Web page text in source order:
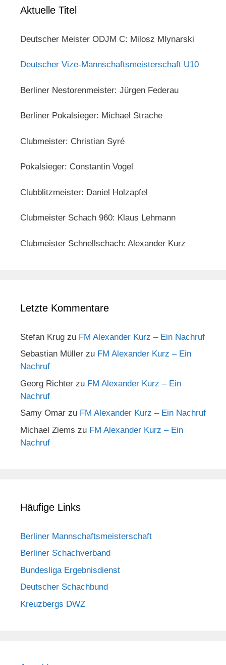
Aktuelle Titel
Deutscher Meister ODJM C: Milosz Mlynarski
Deutscher Vize-Mannschaftsmeisterschaft U10
Berliner Nestorenmeister: Jürgen Federau
Berliner Pokalsieger: Michael Strache
Clubmeister: Christian Syré
Pokalsieger: Constantin Vogel
Clubblitzmeister: Daniel Holzapfel
Clubmeister Schach 960: Klaus Lehmann
Clubmeister Schnellschach: Alexander Kurz
Letzte Kommentare
Stefan Krug zu FM Alexander Kurz – Ein Nachruf
Sebastian Müller zu FM Alexander Kurz – Ein
Nachruf
Georg Richter zu FM Alexander Kurz – Ein
Nachruf
Samy Omar zu FM Alexander Kurz – Ein Nachruf
Michael Ziems zu FM Alexander Kurz – Ein
Nachruf
Häufige Links
Berliner Mannschaftsmeisterschaft
Berliner Schachverband
Bundesliga Ergebnisdienst
Deutscher Schachbund
Kreuzbergs DWZ